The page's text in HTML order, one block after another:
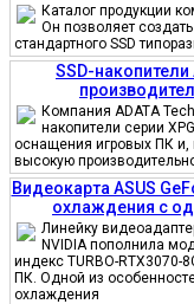
Каталог продукции
Он позволяет
стандартного SSD
SSD-накопители
Компания ADATA
накопители серии
оснащения игровых ПК и,
высокую
Видеокарта ASUS
охлаждения с
Линейку
NVIDIA пополнила
индекс TURBO-
ПК. Одной из
охлаждения